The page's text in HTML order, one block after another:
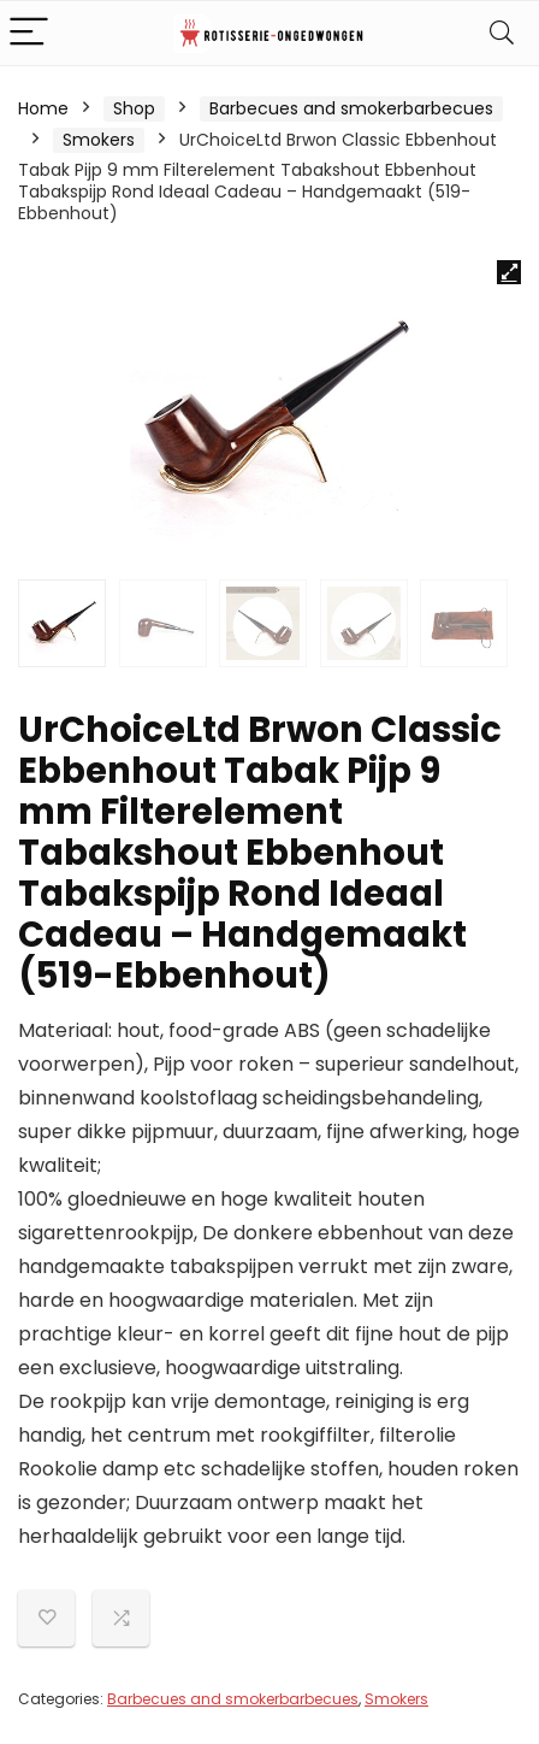
Home Shop
Barbecues and smokerbarbecues
Smokers
UrChoiceLtd Brwon Classic Ebbenhout
Tabak Pijp 9 mm Filterelement Tabakshout Ebbenhout
Tabakspijp Rond Ideaal Cadeau – Handgemaakt (519-
Ebbenhout)
UrChoiceLtd Brwon Classic
Ebbenhout Tabak Pijp 9
mm Filterelement
Tabakshout Ebbenhout
Tabakspijp Rond Ideaal
Cadeau – Handgemaakt
(519-Ebbenhout)
Materiaal: hout, food-grade ABS (geen schadelijke
voorwerpen), Pijp voor roken – superieur sandelhout,
binnenwand koolstoflaag scheidingsbehandeling,
super dikke pijpmuur, duurzaam, fijne afwerking, hoge
kwaliteit;
100% gloednieuwe en hoge kwaliteit houten
sigarettenrookpijp, De donkere ebbenhout van deze
handgemaakte tabakspijpen verrukt met zijn zware,
harde en hoogwaardige materialen. Met zijn
prachtige kleur- en korrel geeft dit fijne hout de pijp
een exclusieve, hoogwaardige uitstraling.
De rookpijp kan vrije demontage, reiniging is erg
handig, het centrum met rookgiffilter, filterolie
Rookolie damp etc schadelijke stoffen, houden roken
is gezonder; Duurzaam ontwerp maakt het
herhaaldelijk gebruikt voor een lange tijd.
Categories: Barbecues and smokerbarbecues, Smokers